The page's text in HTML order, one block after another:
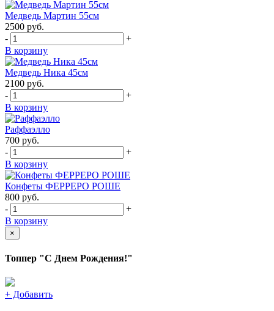
Медведь Мартин 55см
2500 руб.
-
+
В корзину
Медведь Ника 45см
2100 руб.
-
+
В корзину
Раффаэлло
700 руб.
-
+
В корзину
Конфеты ФЕРРЕРО РОШЕ
800 руб.
-
+
В корзину
×
Топпер "С Днем Рождения!"
+ Добавить